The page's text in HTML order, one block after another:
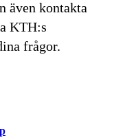
även kontakta
KTH:s
frågor.